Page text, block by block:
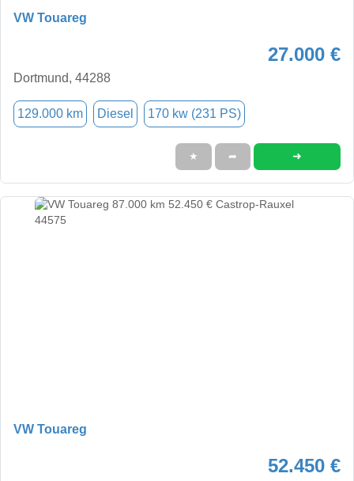
VW Touareg
27.000 €
Dortmund, 44288
129.000 km Diesel 170 kw (231 PS)
★ ➦ ➜
VW Touareg
52.450 €